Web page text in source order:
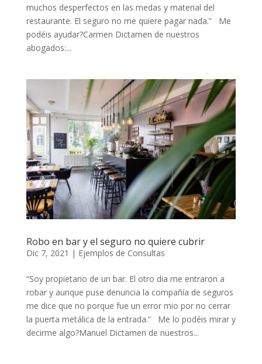
muchos desperfectos en las medas y material del
restaurante. El seguro no me quiere pagar nada.” Me
podéis ayudar?Carmen Dictamen de nuestros
abogados:...
Robo en bar y el seguro no quiere cubrir
Dic 7, 2021 | Ejemplos de Consultas
“Soy propietario de un bar. El otro dia me entraron a
robar y aunque puse denuncia la compañía de seguros
me dice que no porque fue un error mio por no cerrar
la puerta metálica de la entrada.” Me lo podéis mirar y
decirme algo?Manuel Dictamen de nuestros...